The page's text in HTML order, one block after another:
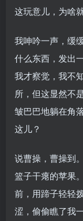
这玩意儿，为啥
我呻吟一声，缓
什么东西，发出
我才察觉，我不
所，但这显然不
皱巴巴地躺在角
这儿？
说曹操，曹操到
篮子干瘪的苹果
前，用蹄子轻轻
涩，偷偷瞧了我